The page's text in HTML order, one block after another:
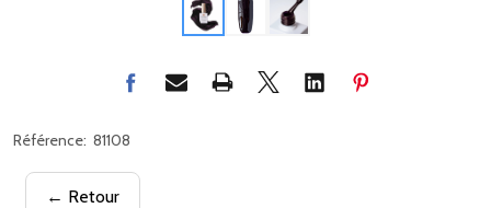
Référence: 81108
← Retour